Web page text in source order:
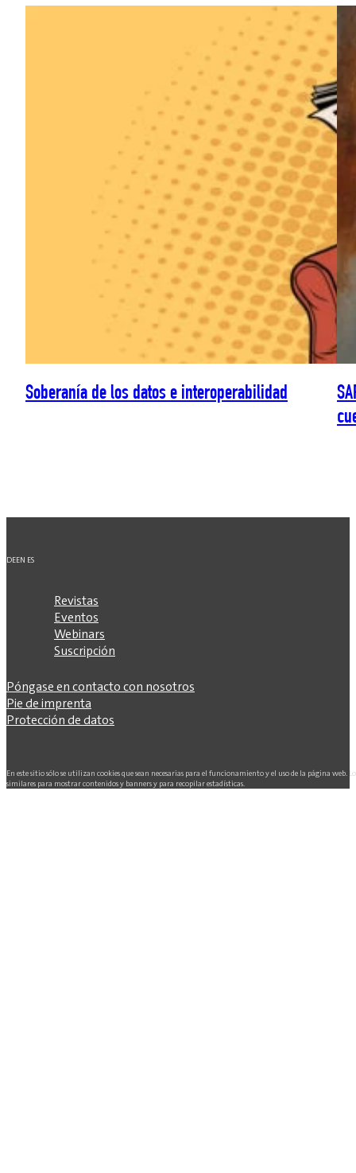
Soberanía de los datos e interoperabilidad
DEEN ES
Revistas
Eventos
Webinars
Suscripción
Póngase en contacto con nosotros
Pie de imprenta
Protección de datos
En este sitio sólo se utilizan cookies que sean necesarias para el funcionamiento y el uso de la página web.
similares para mostrar contenidos y banners y para recopilar estadísticas.